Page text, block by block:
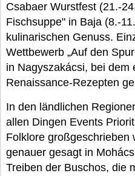
Csabaer Wurstfest (21.-
Fischsuppe" in Baja (8.-
kulinarischen Genuss.
Wettbewerb „Auf den
in Nagyszakácsi, bei dem
Renaissance-Rezepten
In den ländlichen
allen Dingen Events
Folklore großgeschrieben
genauer gesagt in
Treiben der Buschos, die